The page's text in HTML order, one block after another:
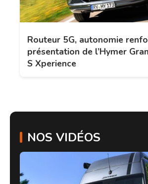
Routeur 5G, autonomie
présentation de l’Hymer
S Xperience
NOS VIDÉOS